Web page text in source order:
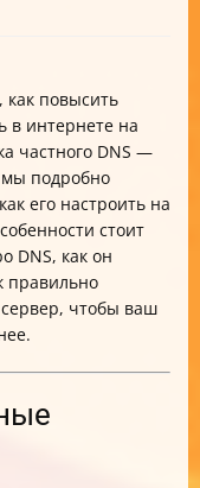
как повысить
в интернете на
частного DNS —
мы подробно
его настроить на
стоит
DNS, как он
правильно
чтобы ваш